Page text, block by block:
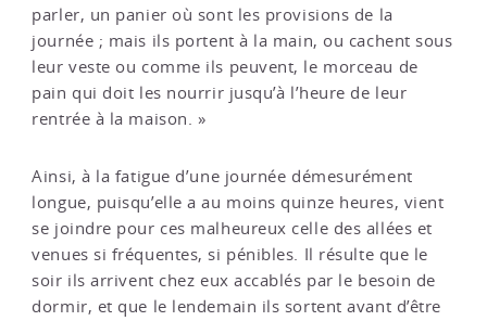
parler, un panier où sont les provisions de la
journée ; mais ils portent à la main, ou cachent sous
leur veste ou comme ils peuvent, le morceau de
pain qui doit les nourrir jusqu’à l’heure de leur
rentrée à la maison. »
Ainsi, à la fatigue d’une journée démesurément
longue, puisqu’elle a au moins quinze heures, vient
se joindre pour ces malheureux celle des allées et
venues si fréquentes, si pénibles. Il résulte que le
soir ils arrivent chez eux accablés par le besoin de
dormir, et que le lendemain ils sortent avant d’être